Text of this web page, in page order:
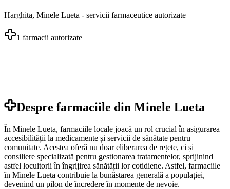
Harghita, Minele Lueta - servicii farmaceutice autorizate
1 farmacii autorizate
Despre farmaciile din Minele Lueta
În Minele Lueta, farmaciile locale joacă un rol crucial în asigurarea
accesibilității la medicamente și servicii de sănătate pentru
comunitate. Acestea oferă nu doar eliberarea de rețete, ci și
consiliere specializată pentru gestionarea tratamentelor, sprijinind
astfel locuitorii în îngrijirea sănătății lor cotidiene. Astfel, farmaciile
în Minele Lueta contribuie la bunăstarea generală a populației,
devenind un pilon de încredere în momente de nevoie.